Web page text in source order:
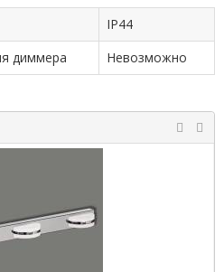
IP44
диммера
Невозможно